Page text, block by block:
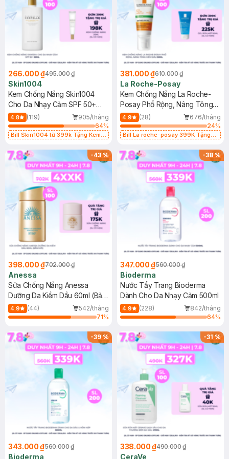
266.000 ₫495.000 ₫
Skin1004
Kem Chống Nắng Skin1004
Cho Da Nhạy Cảm SPF 50+
50ml
4.8 (119)
905/tháng
64%
Bill Skin1004 từ 399k Tặng Kem
SPF 50+ 20ml (SL Có Hạn)
381.000 ₫610.000 ₫
La Roche-Posay
Kem Chống Nắng La Roche-
Posay Phổ Rộng, Nâng Tông
Kiềm Dầu 50ml
4.9 (28)
676/tháng
24%
Bill La roche-posay 399K Tặng
(SL có hạn)
-43%
398.000 ₫702.000 ₫
Anessa
Sữa Chống Nắng Anessa
Dưỡng Da Kiềm Dầu 60ml (Bản
Mới)
4.9 (44)
542/tháng
71%
-38%
347.000 ₫560.000 ₫
Bioderma
Nước Tẩy Trang Bioderma
Dành Cho Da Nhạy Cảm 500ml
4.9 (228)
842/tháng
64%
-39%
343.000 ₫560.000 ₫
Bioderma
-31%
338.000 ₫490.000 ₫
CeraVe